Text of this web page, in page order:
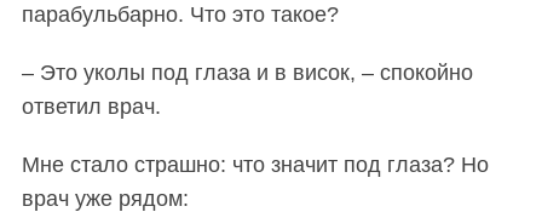
парабульбарно. Что это такое?
– Это уколы под глаза и в висок, – спокойно
ответил врач.
Мне стало страшно: что значит под глаза? Но
врач уже рядом: